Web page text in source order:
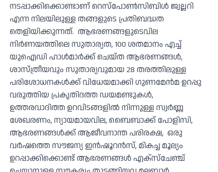
നടപ്പാക്കിക്കൊണ്ടാണ് റെസ്‌പോണ്‍സിബിള്‍ ജ്വല്ലറി
എന്ന നിലയിലുള്ള തങ്ങളുടെ പ്രതിബദ്ധത
തെളിയിക്കുന്നത്. ആഭരണങ്ങളുടെവില
നിര്‍ണയത്തിലെ സുതാര്യത, 100 ശതമാനം എച്ച്
യുഐഡി ഹാള്‍മാര്‍ക്ക് ചെയ്ത ആഭരണങ്ങള്‍,
ശാസ്ത്രീയവും സുതാര്യവുമായ 28 തരത്തിലുള്ള
പരിശോധനകള്‍ക്ക് വിധേയമാക്കി ഗുണമേന്‍മ ഉറപ്പു
വരുത്തിയ പ്രകൃതിദത്ത ഡയമണ്ടുകള്‍,
ഉത്തരവാദിത്ത ഉറവിടങ്ങളില്‍ നിന്നുള്ള സ്വര്‍ണ്ണ
ശേഖരണം, ന്യായമായവില, ബൈബാക്ക് പോളിസി,
ആഭരണങ്ങള്‍ക്ക് ആജീവനാന്ത പരിരക്ഷ, ഒരു
വര്‍ഷത്തെ സൗജന്യ ഇന്‍ഷൂറന്‍സ്, മികച്ച മൂല്യം
ഉറപ്പാക്കിക്കൊണ്ട് ആഭരണങ്ങള്‍ എക്‌സ്‌ചേഞ്ച്